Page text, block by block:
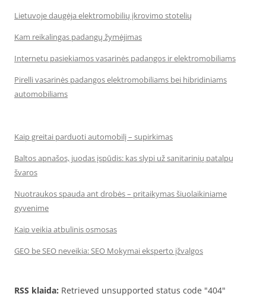
Lietuvoje daugėja elektromobilių įkrovimo stotelių
Kam reikalingas padangų žymėjimas
Internetu pasiekiamos vasarinės padangos ir elektromobiliams
Pirelli vasarinės padangos elektromobiliams bei hibridiniams
automobiliams
Kaip greitai parduoti automobilį – supirkimas
Baltos apnašos, juodas įspūdis: kas slypi už sanitarinių patalpų
švaros
Nuotraukos spauda ant drobės – pritaikymas šiuolaikiniame
gyvenime
Kaip veikia atbulinis osmosas
GEO be SEO neveikia: SEO Mokymai eksperto įžvalgos
RSS klaida: Retrieved unsupported status code "404"